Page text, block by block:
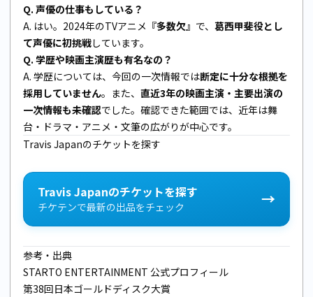
Q. 声優の仕事もしている？
A. はい。2024年のTVアニメ 『多数欠』 で、 葛西甲斐役とし
て声優に初挑戦しています。
Q. 学歴や映画主演歴も有名なの？
A. 学歴については、今回の一次情報では断定に十分な根拠を
採用していません。また、 直近3年の映画主演・主要出演の
一次情報も未確認でした。確認できた範囲では、近年は舞
台・ドラマ・アニメ・文筆の広がりが中心です。
Travis Japanのチケットを探す
Travis Japanのチケットを探す
チケテンで最新の出品をチェック →
参考・出典
STARTO ENTERTAINMENT 公式プロフィール
第38回日本ゴールドディスク大賞